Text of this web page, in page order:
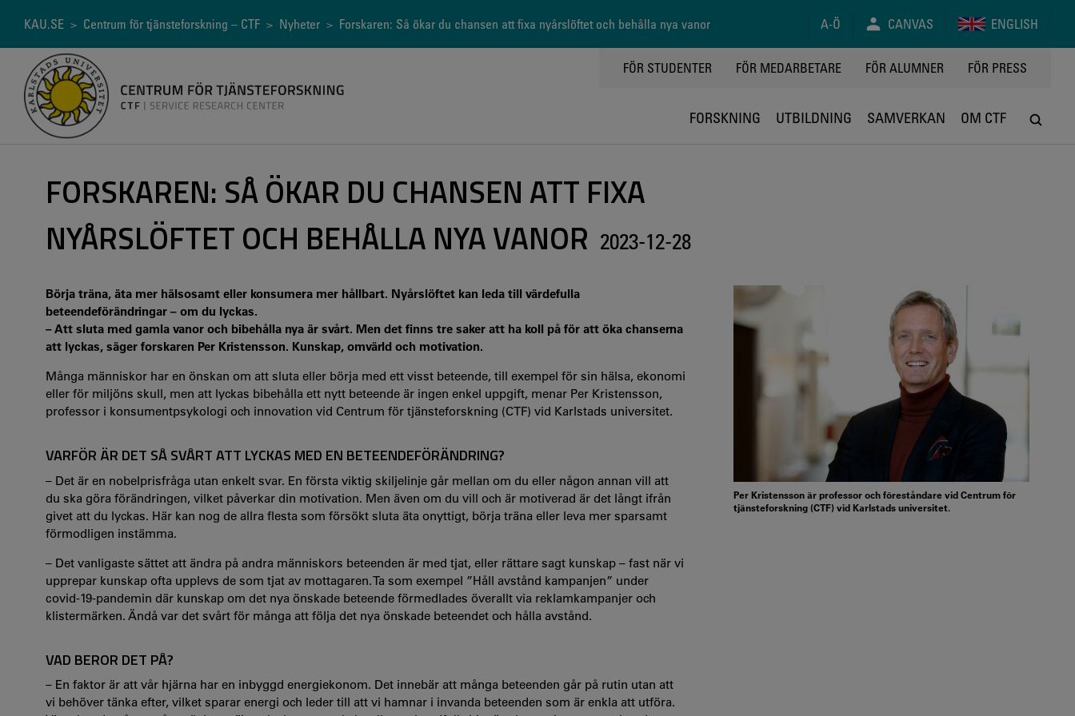
Länkstig
KAU.SE > Centrum för tjänsteforskning – CTF > Nyheter > Forskaren: Så ökar du chansen att fixa nyårslöftet och behålla nya vanor A-Ö CANVAS ENGLISH
TOPPMENY
FÖR STUDENTER FÖR MEDARBETARE FÖR ALUMNER FÖR PRESS
FORSKNING UTBILDNING SAMVERKAN OM CTF
FORSKAREN: SÅ ÖKAR DU CHANSEN ATT FIXA
NYÅRSLÖFTET OCH BEHÅLLA NYA VANOR 2023-12-28
Börja träna, äta mer hälsosamt eller konsumera mer hållbart. Nyårslöftet kan leda till värdefulla
beteendeförändringar – om du lyckas.
– Att sluta med gamla vanor och bibehålla nya är svårt. Men det finns tre saker att ha koll på för att öka chanserna
att lyckas, säger forskaren Per Kristensson. Kunskap, omvärld och motivation.
Många människor har en önskan om att sluta eller börja med ett visst beteende, till exempel för sin hälsa, ekonomi
eller för miljöns skull, men att lyckas bibehålla ett nytt beteende är ingen enkel uppgift, menar Per Kristensson,
professor i konsumentpsykologi och innovation vid Centrum för tjänsteforskning (CTF) vid Karlstads universitet.
VARFÖR ÄR DET SÅ SVÅRT ATT LYCKAS MED EN BETEENDEFÖRÄNDRING?
– Det är en nobelprisfråga utan enkelt svar. En första viktig skiljelinje går mellan om du eller någon annan vill att
du ska göra förändringen, vilket påverkar din motivation. Men även om du vill och är motiverad är det långt ifrån
givet att du lyckas. Här kan nog de allra flesta som försökt sluta äta onyttigt, börja träna eller leva mer sparsamt
förmodligen instämma.
– Det vanligaste sättet att ändra på andra människors beteenden är med tjat, eller rättare sagt kunskap – fast när vi
upprepar kunskap ofta upplevs de som tjat av mottagaren. Ta som exempel ”Håll avstånd kampanjen” under
covid-19-pandemin där kunskap om det nya önskade beteende förmedlades överallt via reklamkampanjer och
klistermärken. Ändå var det svårt för många att följa det nya önskade beteendet och hålla avstånd.
VAD BEROR DET PÅ?
– En faktor är att vår hjärna har en inbyggd energiekonom. Det innebär att många beteenden går på rutin utan att
vi behöver tänka efter, vilket sparar energi och leder till att vi hamnar i invanda beteenden som är enkla att utföra.
Per Kristensson är professor och föreståndare vid Centrum för
tjänsteforskning (CTF) vid Karlstads universitet.